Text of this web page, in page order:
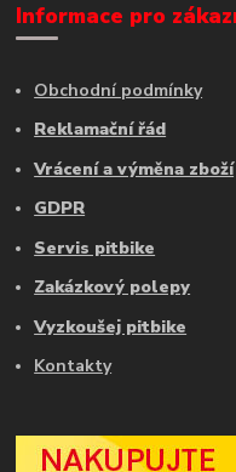
Informace pro
Obchodní podmínky
Reklamační řád
Vrácení a výměna zboží
GDPR
Servis pitbike
Zakázkový polepy
Vyzkoušej pitbike
Kontakty